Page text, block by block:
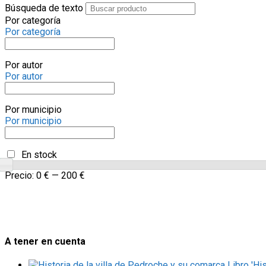
Búsqueda de texto
Por categoría
Por categoría
Por autor
Por autor
Por municipio
Por municipio
En stock
Precio: 0 € — 200 €
A tener en cuenta